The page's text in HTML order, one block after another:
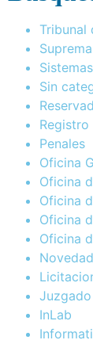
Tribunal
Sin
Penales
Oficina
Oficina
Oficina
Oficina
Oficina
InLab